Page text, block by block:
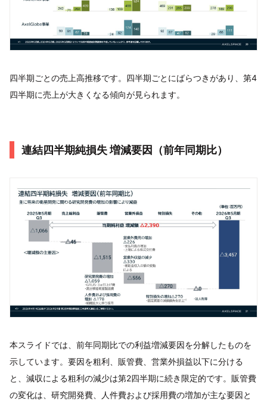
四半期ごとの売上高推移です。四半期ごとにばらつきがあり、第4
四半期に売上が大きくなる傾向が見られます。
連結四半期純損失 増減要因（前年同期比）
本スライドでは、前年同期比での利益増減要因を分解したものを
示しています。要因を粗利、販管費、営業外損益以下に分ける
と、減収による粗利の減少は第2四半期に続き限定的です。販管費
の変化は、研究開発費、人件費および採用費の増加が主な要因と